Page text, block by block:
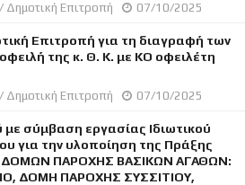
Επιτροπή 07/10/2025
Επιτροπή για τη διαγραφή των
της κ. Θ. Κ. με ΚΟ οφειλέτη
Επιτροπή 07/10/2025
σύμβαση εργασίας Ιδιωτικού
για την υλοποίηση της Πράξης
ΔΟΜΩΝ ΠΑΡΟΧΗΣ ΒΑΣΙΚΩΝ ΑΓΑΘΩΝ:
ΔΟΜΗ ΠΑΡΟΧΗΣ ΣΥΣΣΙΤΙΟΥ,